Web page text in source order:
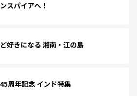
スパイアへ！
好きになる 湘南・江の島
周年記念 インド特集